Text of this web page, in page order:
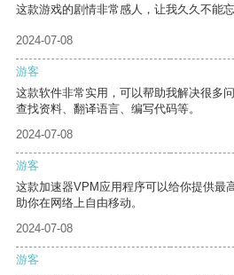
这款游戏的剧情非常感人，让我久久不能忘
2024-07-08
游客
这款软件非常实用，可以帮助我解决很多
查找资料、翻译语言、编写代码等。
2024-07-08
游客
这款加速器VPM应用程序可以给你提供最
助你在网络上自由移动。
2024-07-08
游客